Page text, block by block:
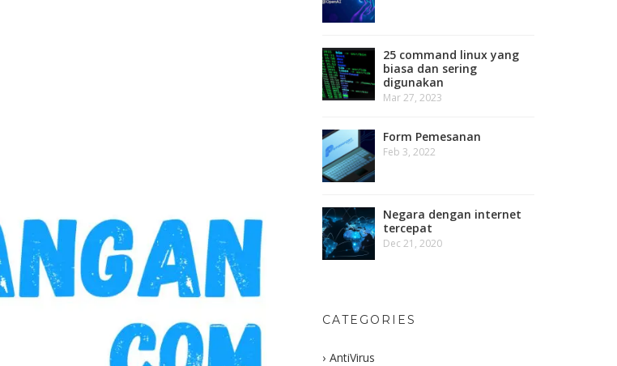
25 command linux yang
biasa dan sering
digunakan
Mar 27, 2023
Form Pemesanan
Feb 3, 2022
Negara dengan internet
tercepat
Dec 21, 2020
CATEGORIES
AntiVirus